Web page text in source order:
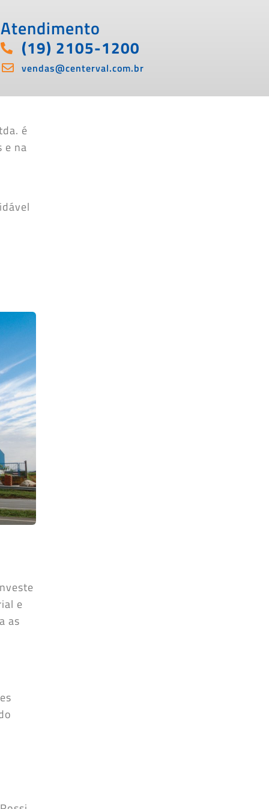
Atendimento
(19) 2105-1200
vendas@centerval.com.br
é
e na
e
as